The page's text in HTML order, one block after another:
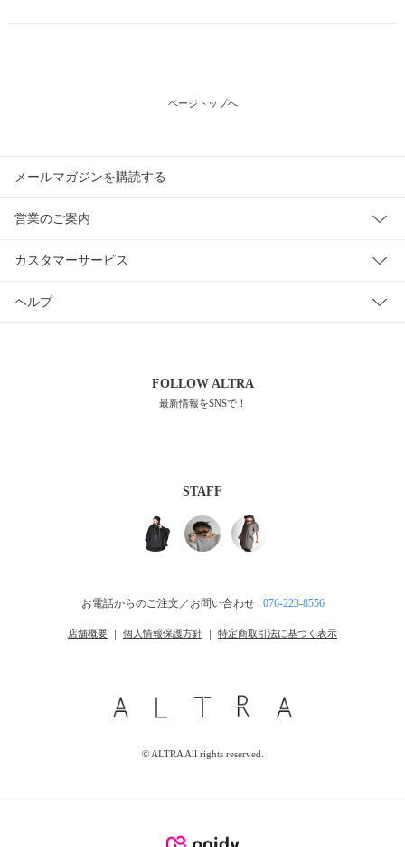
ページトップへ
メールマガジンを購読する
営業のご案内
カスタマーサービス
ヘルプ
FOLLOWALTRA
最新情報をSNSで！
STAFF
お電話からのご注文／お問い合わせ : 076-223-8556
店舗概要 ｜ 個人情報保護方針 ｜ 特定商取引法に基づく表示
© ALTRA All rights reserved.